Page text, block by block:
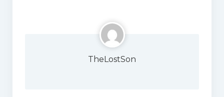
TheLostSon